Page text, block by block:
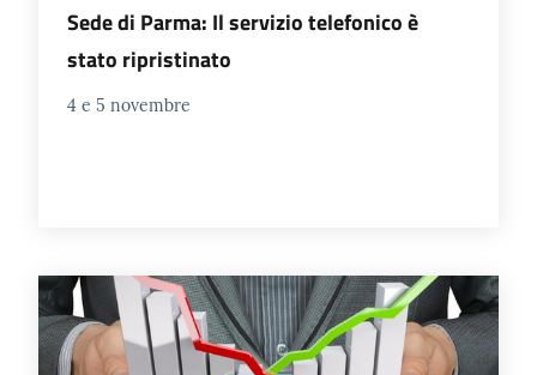
Sede di Parma: Il servizio telefonico è
stato ripristinato
4 e 5 novembre